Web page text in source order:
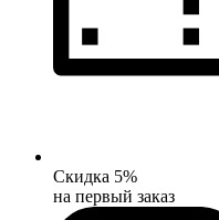
Скидка 5%
на первый заказ